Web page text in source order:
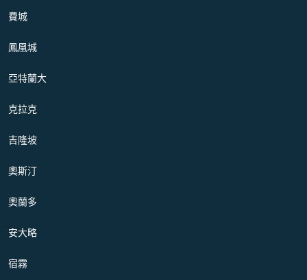
費城
鳳凰城
亞特蘭大
克拉克
吉隆坡
奧斯汀
奧蘭多
安大略
宿霧